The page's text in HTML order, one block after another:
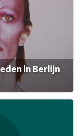
in Berlijn